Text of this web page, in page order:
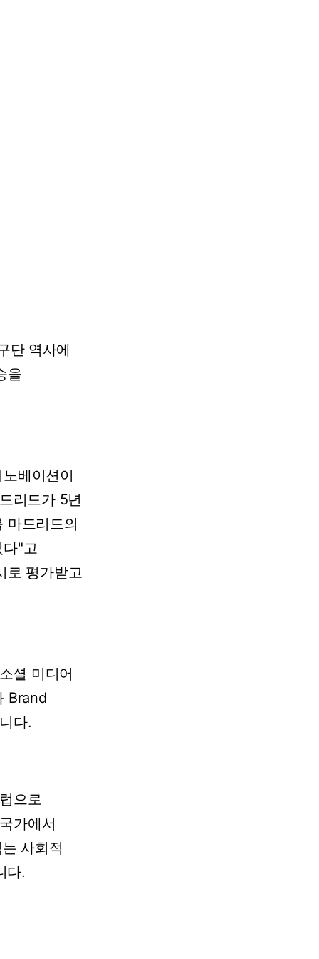
단 역사에
을
노베이션이
리드가 5년
마드리드의
다"고
로 평가받고
셜 미디어
Brand
다.
으로
국가에서
사회적
다.